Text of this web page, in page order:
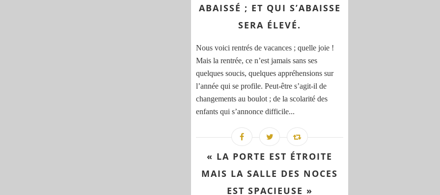
ABAISSÉ ; ET QUI S’ABAISSE
SERA ÉLEVÉ.
Nous voici rentrés de vacances ; quelle joie !
Mais la rentrée, ce n’est jamais sans ses
quelques soucis, quelques appréhensions sur
l’année qui se profile. Peut-être s’agit-il de
changements au boulot ; de la scolarité des
enfants qui s’annonce difficile...
« LA PORTE EST ÉTROITE
MAIS LA SALLE DES NOCES
EST SPACIEUSE »